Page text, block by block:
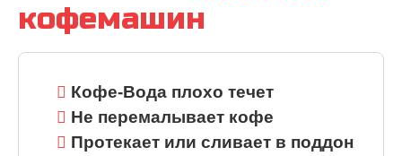
кофемашин
Кофе-Вода плохо течет
Не перемалывает кофе
Протекает или сливает в поддон